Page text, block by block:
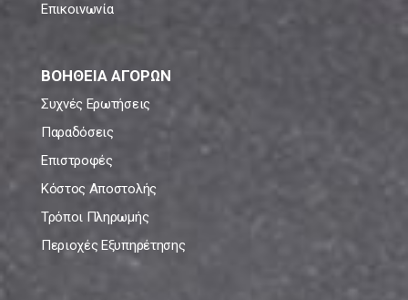
Επικοινωνία
ΒΟΗΘΕΙΑ ΑΓΟΡΩΝ
Συχνές Ερωτήσεις
Παραδόσεις
Επιστροφές
Κόστος Αποστολής
Τρόποι Πληρωμής
Περιοχές Εξυπηρέτησης